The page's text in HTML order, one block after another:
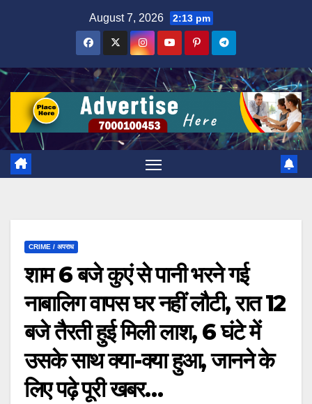
August 7, 2026 2:13 pm
CRIME / अपराध
शाम 6 बजे कुएं से पानी भरने गई
नाबालिग वापस घर नहीं लौटी, रात 12
बजे तैरती हुई मिली लाश, 6 घंटे में
उसके साथ क्या-क्या हुआ, जानने के
लिए पढ़े पूरी खबर…